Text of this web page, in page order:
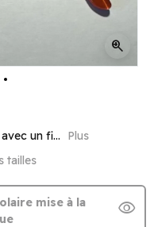
zoom_in
un fi...
Plus
tailles
mise à la
visibility